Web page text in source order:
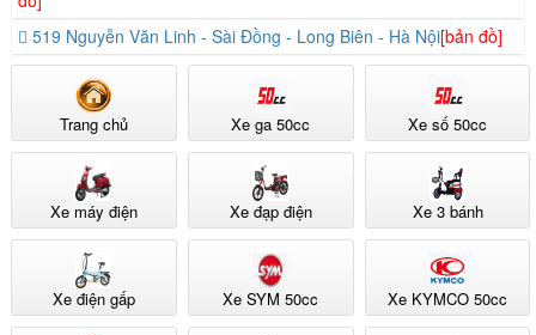
519 Nguyễn Văn Linh - Sài Đồng - Long Biên - Hà Nội[bản đồ]
Trang chủ Xe ga 50cc Xe số 50cc
Xe máy điện Xe đạp điện Xe 3 bánh
Xe điện gấp Xe SYM 50cc Xe KYMCO 50cc